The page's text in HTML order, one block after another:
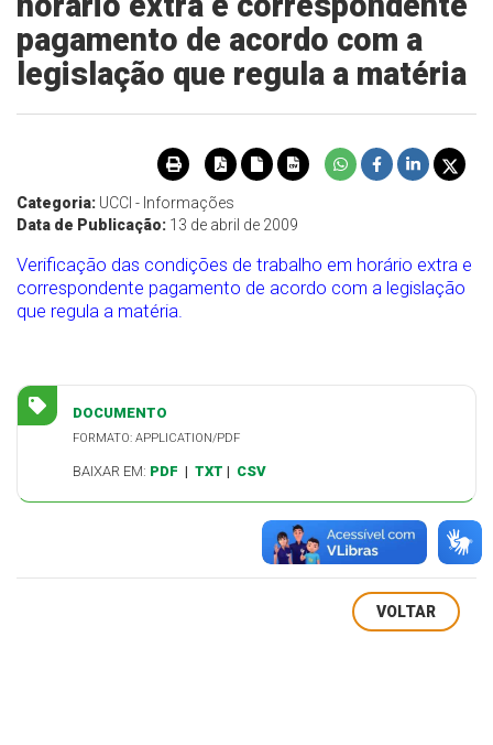
pagamento de acordo com a
legislação que regula a matéria
Categoria: UCCI - Informações
Data de Publicação: 13 de abril de 2009
Verificação das condições de trabalho em horário extra e
correspondente pagamento de acordo com a legislação
que regula a matéria.
DOCUMENTO
FORMATO: APPLICATION/PDF
BAIXAR EM: PDF | TXT | CSV
VOLTAR